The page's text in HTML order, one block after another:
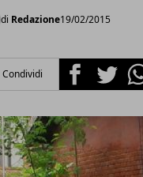
di Redazione19/02/2015
Condividi FacebookTwitter